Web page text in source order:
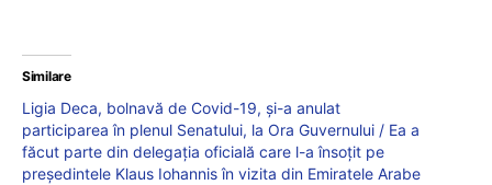
Similare
Ligia Deca, bolnavă de Covid-19, şi-a anulat
participarea în plenul Senatului, la Ora Guvernului / Ea a
făcut parte din delegația oficială care l-a însoțit pe
președintele Klaus Iohannis în vizita din Emiratele Arabe